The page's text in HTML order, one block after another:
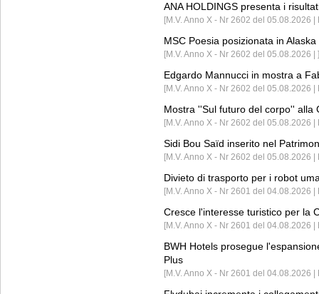
ANA HOLDINGS presenta i
[M.V. Anno X - Nr 2602 del 05.08.2026
MSC Poesia posizionata in
[M.V. Anno X - Nr 2602 del 05.08.2026 | ]
Edgardo Mannucci in mostra a
[M.V. Anno X - Nr 2602 del 05.08.2026 |
Mostra ''Sul futuro del corpo'' alla
[M.V. Anno X - Nr 2602 del 05.08.2026
Sidi Bou Saïd inserito nel
[M.V. Anno X - Nr 2602 del 05.08.2026
Divieto di trasporto per i robot
[M.V. Anno X - Nr 2601 del 04.08.2026
Cresce l'interesse turistico per la
[M.V. Anno X - Nr 2601 del 04.08.2026 |
BWH Hotels prosegue
Plus
[M.V. Anno X - Nr 2601 del 04.08.2026 |